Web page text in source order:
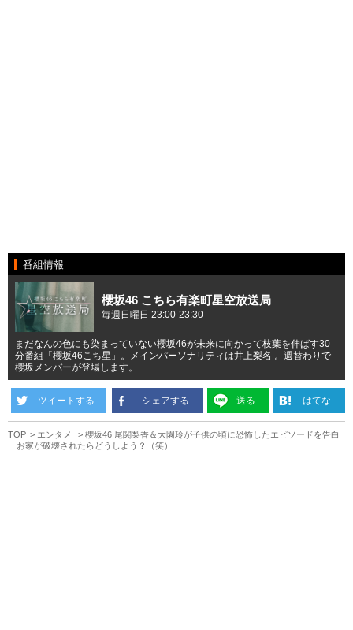
番組情報
櫻坂46 こちら有楽町星空放送局
毎週日曜日 23:00-23:30
まだなんの色にも染まっていない櫻坂46が未来に向かって枝葉を伸ばす30
分番組「櫻坂46こち星」。メインパーソナリティは井上梨名 。週替わりで
櫻坂メンバーが登場します。
ツイートする シェアする 送る はてな
TOP エンタメ
櫻坂46 尾関梨香＆大園玲が子供の頃に恐怖したエピソードを告白
「お家が破壊されたらどうしよう？（笑）」